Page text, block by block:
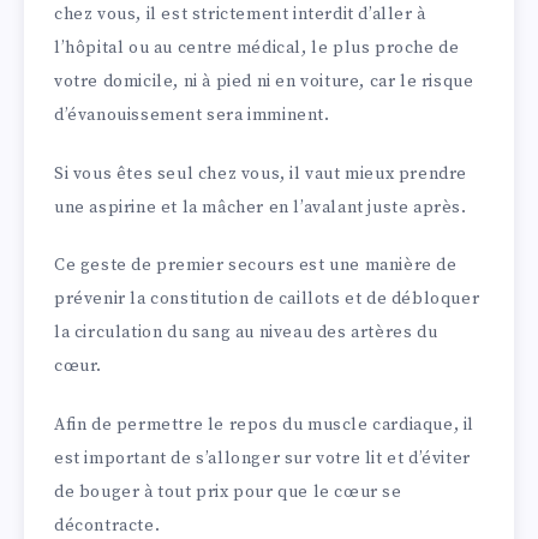
chez vous, il est strictement interdit d’aller à
l’hôpital ou au centre médical, le plus proche de
votre domicile, ni à pied ni en voiture, car le risque
d’évanouissement sera imminent.
Si vous êtes seul chez vous, il vaut mieux prendre
une aspirine et la mâcher en l’avalant juste après.
Ce geste de premier secours est une manière de
prévenir la constitution de caillots et de débloquer
la circulation du sang au niveau des artères du
cœur.
Afin de permettre le repos du muscle cardiaque, il
est important de s’allonger sur votre lit et d’éviter
de bouger à tout prix pour que le cœur se
décontracte.